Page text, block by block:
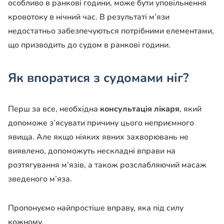
особливо в ранкові години, може бути уповільнення
кровотоку в нічний час. В результаті м’язи
недостатньо забезпечуються потрібними елементами,
що призводить до судом в ранкові години.
Як впоратися з судомами ніг?
Перш за все, необхідна консультація лікаря, який
допоможе з’ясувати причину цього неприємного
явища. Але якщо ніяких явних захворювань не
виявлено, допоможуть нескладні вправи на
розтягування м’язів, а також розслабляючий масаж
зведеного м’яза.
Пропонуємо найпростіше вправу, яка під силу